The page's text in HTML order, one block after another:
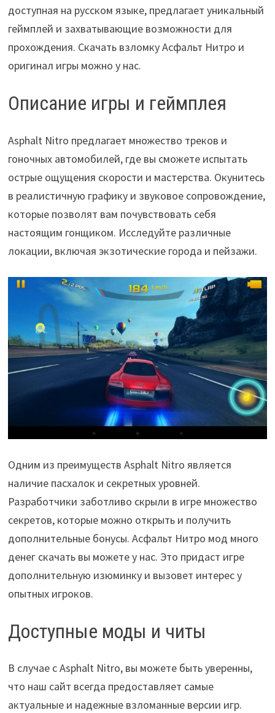
доступная на русском языке, предлагает уникальный
геймплей и захватывающие возможности для
прохождения. Скачать взломку Асфальт Нитро и
оригинал игры можно у нас.
Описание игры и геймплея
Asphalt Nitro предлагает множество треков и
гоночных автомобилей, где вы сможете испытать
острые ощущения скорости и мастерства. Окунитесь
в реалистичную графику и звуковое сопровождение,
которые позволят вам почувствовать себя
настоящим гонщиком. Исследуйте различные
локации, включая экзотические города и пейзажи.
Одним из преимуществ Asphalt Nitro является
наличие пасхалок и секретных уровней.
Разработчики заботливо скрыли в игре множество
секретов, которые можно открыть и получить
дополнительные бонусы. Асфальт Нитро мод много
денег скачать вы можете у нас. Это придаст игре
дополнительную изюминку и вызовет интерес у
опытных игроков.
Доступные моды и читы
В случае с Asphalt Nitro, вы можете быть уверенны,
что наш сайт всегда предоставляет самые
актуальные и надежные взломанные версии игр.